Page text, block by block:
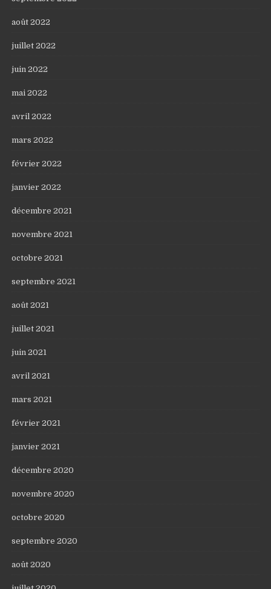
août 2022
juillet 2022
juin 2022
mai 2022
avril 2022
mars 2022
février 2022
janvier 2022
décembre 2021
novembre 2021
octobre 2021
septembre 2021
août 2021
juillet 2021
juin 2021
avril 2021
mars 2021
février 2021
janvier 2021
décembre 2020
novembre 2020
octobre 2020
septembre 2020
août 2020